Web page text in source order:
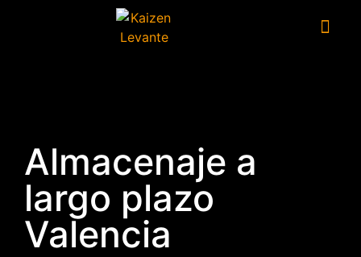
Almacenaje a
largo plazo
Valencia